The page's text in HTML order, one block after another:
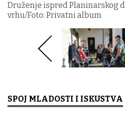
Druženje ispred Planinarskog
vrhu/Foto: Privatni album
SPOJ MLADOSTI I ISKUSTVA